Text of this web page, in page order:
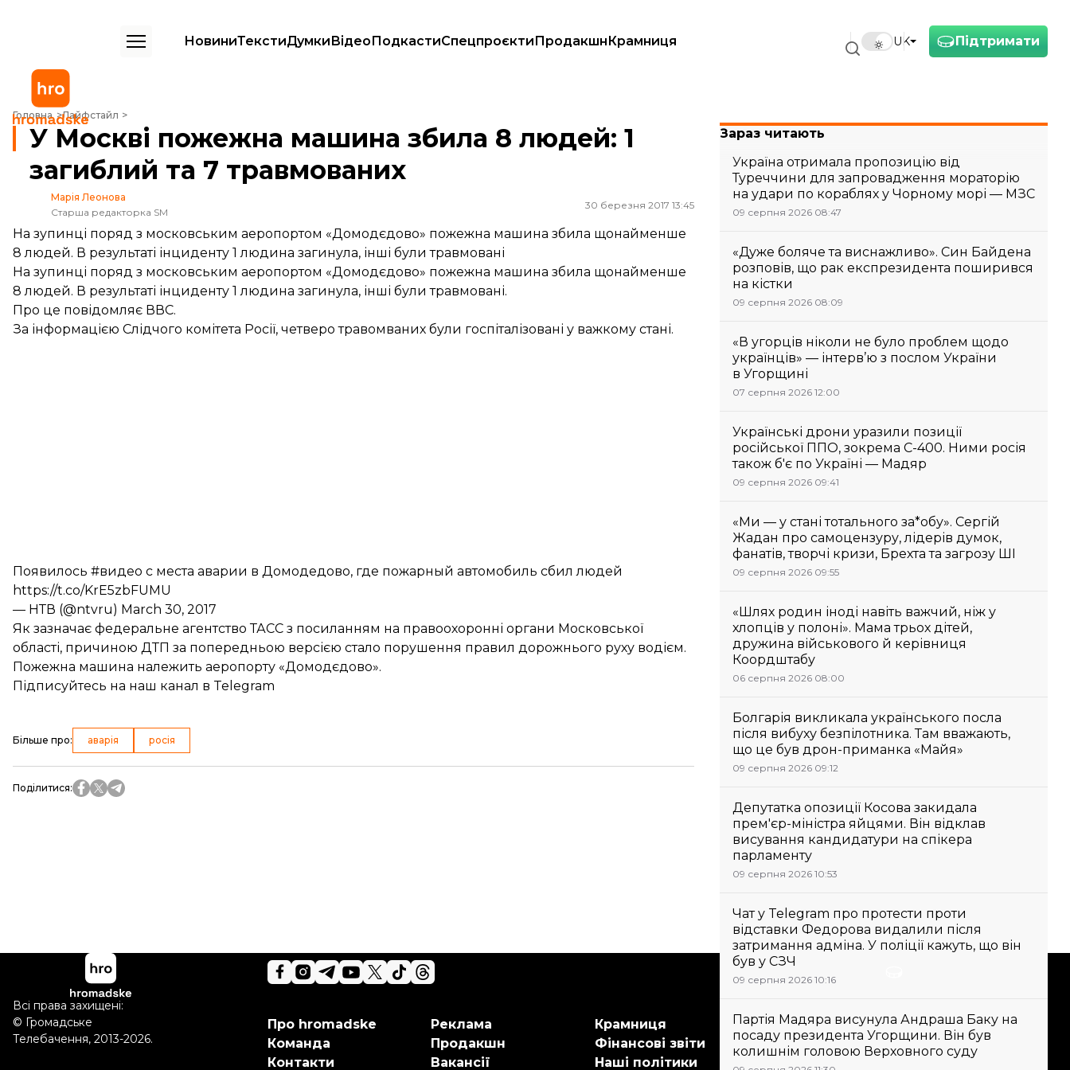
Підтримати
UK
НовиниТекстиДумкиВідеоПодкастиСпецпроєктиПродакшнКрамниця
Головна Лайфстайл
У Москві пожежна машина збила 8 людей: 1 загиблий та 7 травмованих
У Москві пожежна машина збила 8 людей: 1
загиблий та 7 травмованих
Марія Леонова
Старша редакторка SM
30 березня 2017 13:45
На зупинці поряд з московським аеропортом «Домодєдово» пожежна машина збила щонайменше
8 людей. В результаті інциденту 1 людина загинула, інші були травмовані
На зупинці поряд з московським аеропортом «Домодєдово» пожежна машина збила щонайменше
8 людей. В результаті інциденту 1 людина загинула, інші були травмовані.
Про це повідомляє ВВС.
За інформацією Слідчого комітета Росії, четверо травомваних були госпіталізовані у важкому стані.
Появилось #видео с места аварии в Домодедово, где пожарный автомобиль сбил людей
https://t.co/KrE5zbFUMU
— НТВ (@ntvru) March 30, 2017
Як зазначає федеральне агентство ТАСС з посиланням на правоохоронні органи Московської
області, причиною ДТП за попередньою версією стало порушення правил дорожнього руху водієм.
Пожежна машина належить аеропорту «Домодєдово».
Підписуйтесь на наш канал в Telegram
Більше про: аварія росія
Поділитися:
Зараз читають
Україна отримала пропозицію від
Туреччини для запровадження мораторію
на удари по кораблях у Чорному морі — МЗС
09 серпня 2026 08:47
«Дуже боляче та виснажливо». Син Байдена
розповів, що рак експрезидента поширився
на кістки
09 серпня 2026 08:09
«В угорців ніколи не було проблем щодо
українців» — інтерв’ю з послом України
в Угорщині
07 серпня 2026 12:00
Українські дрони уразили позиції
російської ППО, зокрема С-400. Ними росія
також б'є по Україні — Мадяр
09 серпня 2026 09:41
«Ми — у стані тотального за*обу». Сергій
Жадан про самоцензуру, лідерів думок,
фанатів, творчі кризи, Брехта та загрозу ШІ
09 серпня 2026 09:55
«Шлях родин іноді навіть важчий, ніж у
хлопців у полоні». Мама трьох дітей,
дружина військового й керівниця
Коордштабу
06 серпня 2026 08:00
Болгарія викликала українського посла
після вибуху безпілотника. Там вважають,
що це був дрон-приманка «Майя»
09 серпня 2026 09:12
Депутатка опозиції Косова закидала
прем'єр-міністра яйцями. Він відклав
висування кандидатури на спікера
парламенту
09 серпня 2026 10:53
Чат у Telegram про протести проти
відставки Федорова видалили після
затримання адміна. У поліції кажуть, що він
був у СЗЧ
09 серпня 2026 10:16
Партія Мадяра висунула Андраша Баку на
посаду президента Угорщини. Він був
колишнім головою Верховного суду
Підтримай hromadske.
Ми працюємо для тебе та
завдяки тобі. Будь нашим
Про hromadske
Команда
Контакти
Реклама
Продакшн
Вакансії
Крамниця
Фінансові звіти
Наші політики
Всі права захищені:
© Громадське
Телебачення, 2013-2026.